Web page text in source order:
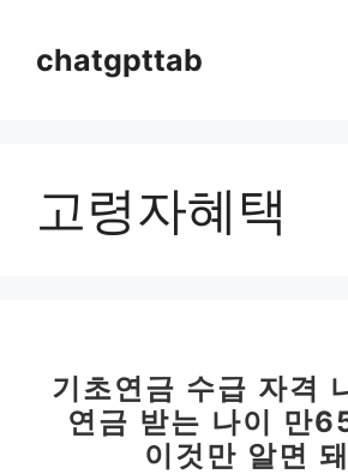
chatgpttab
고령자혜택
기초연금 수급 자격
연금 받는 나이 만
이것만 알면